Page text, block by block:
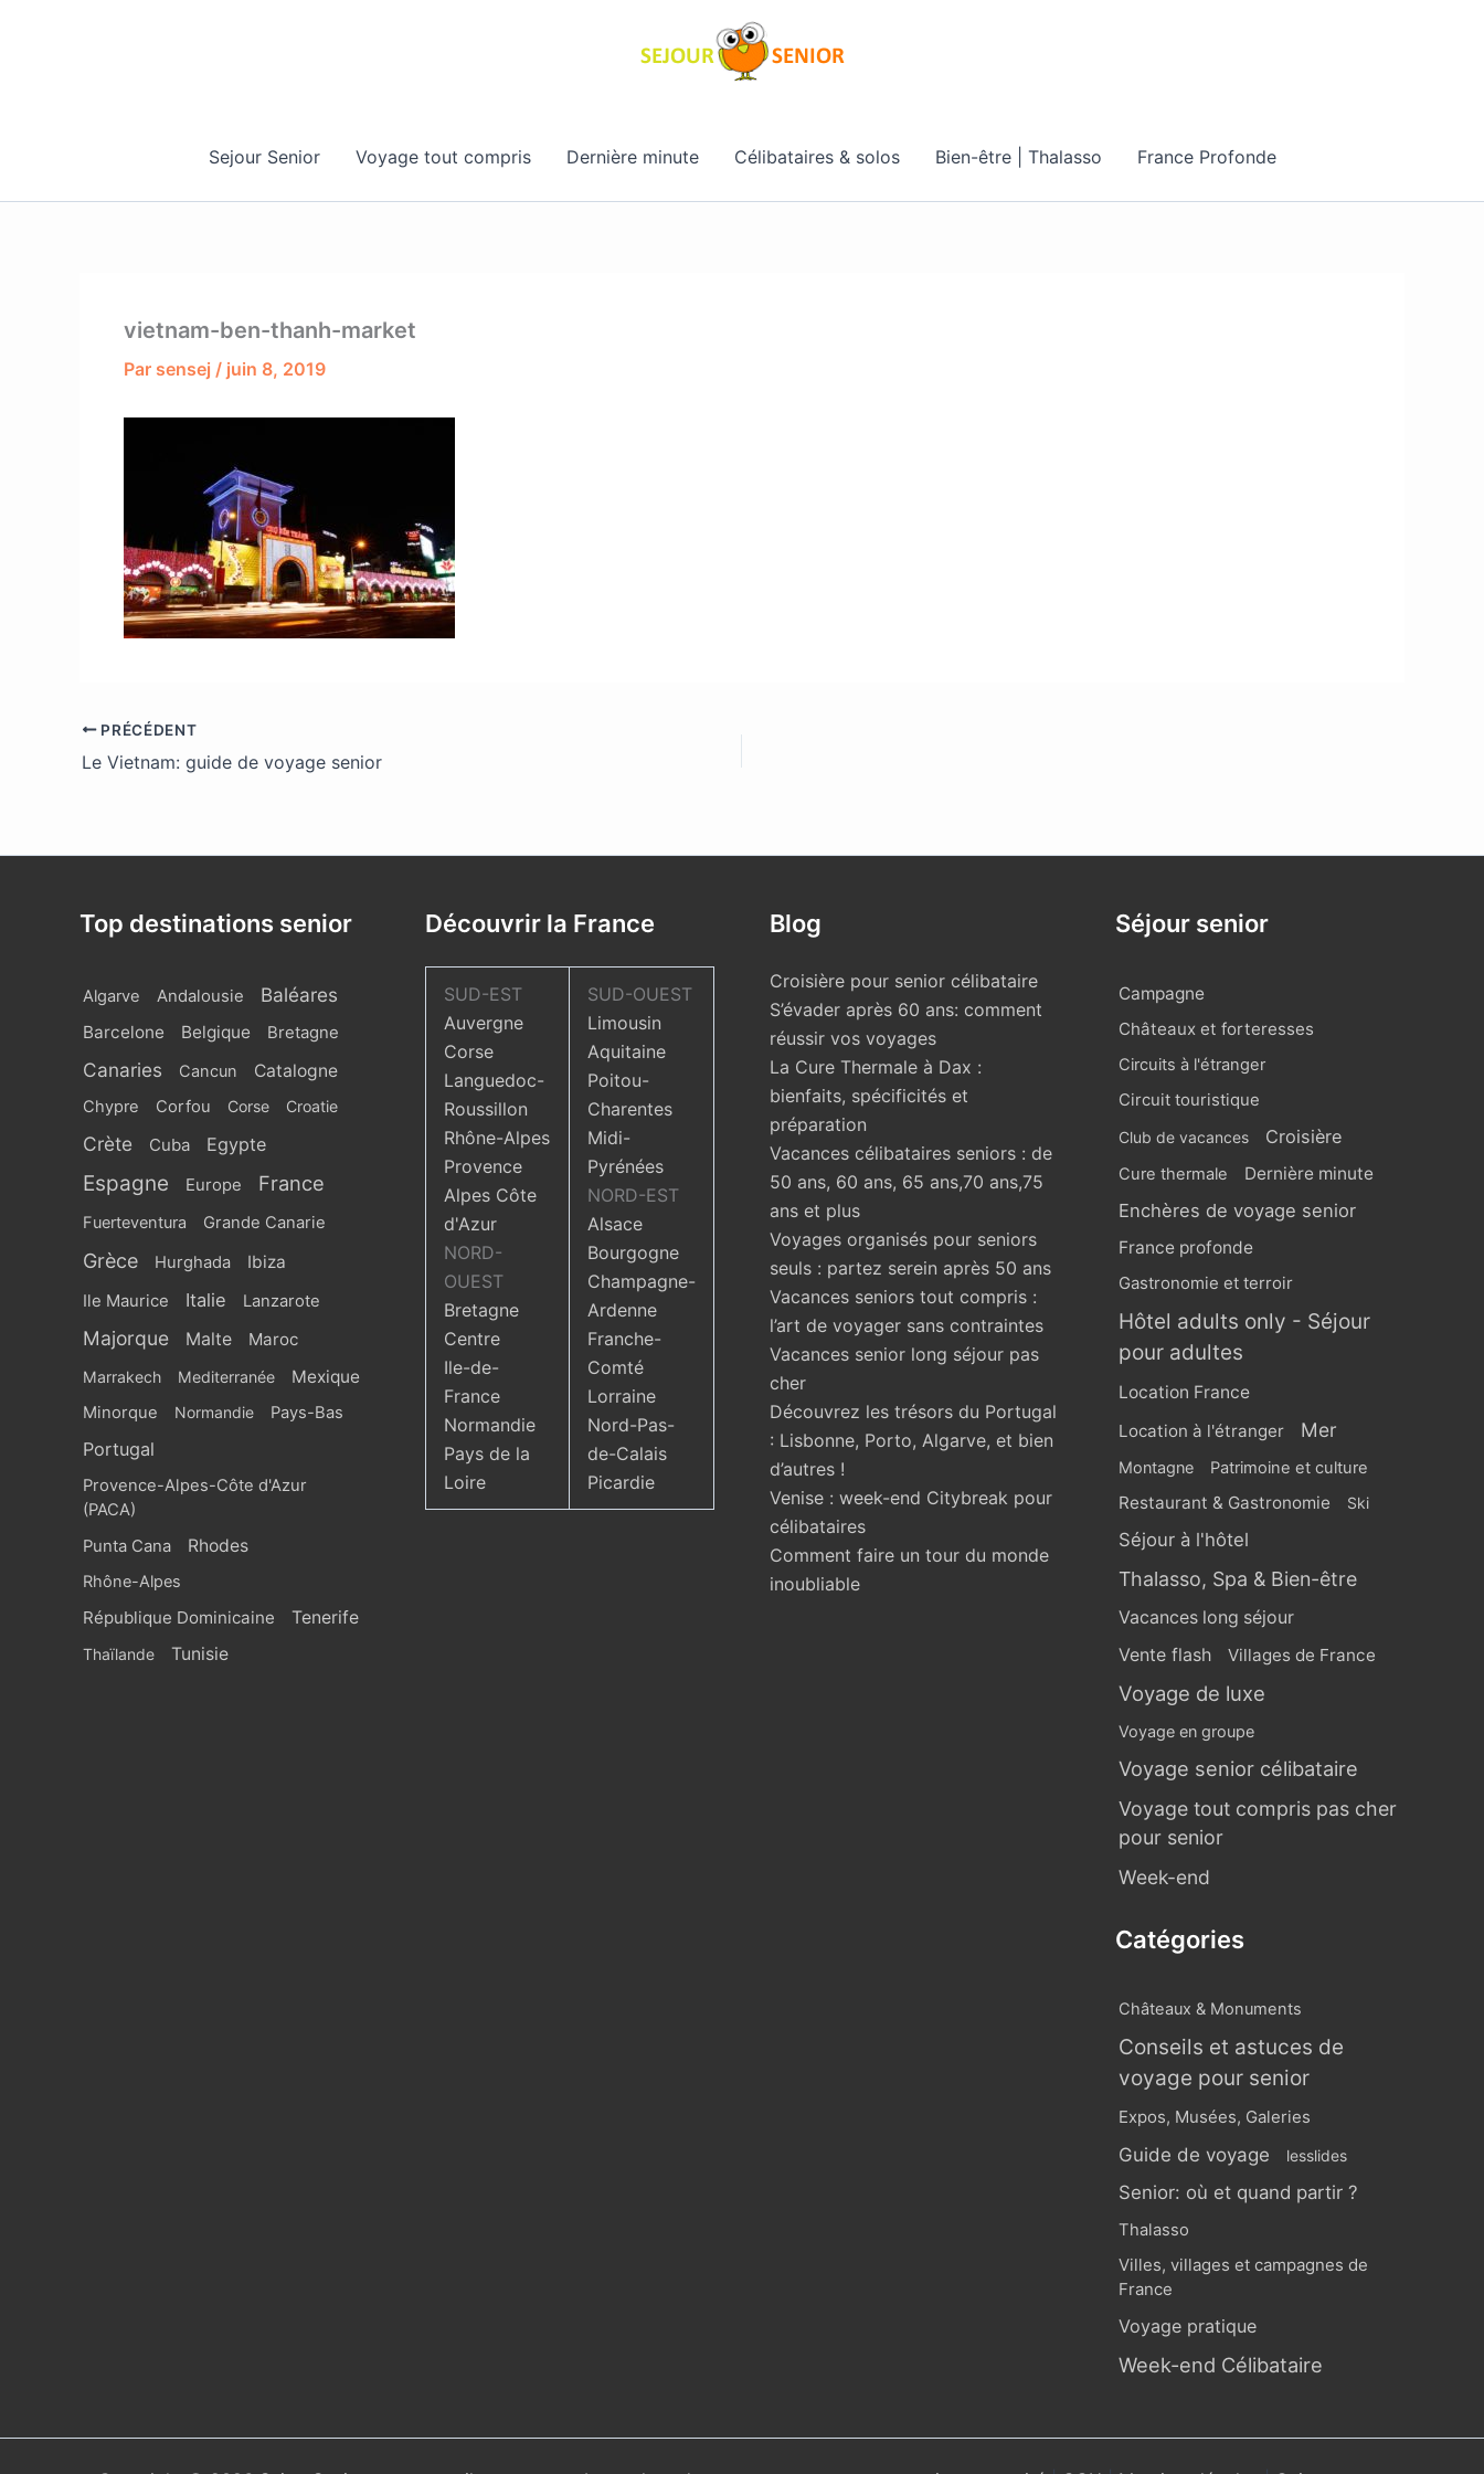
Sejour Senior Voyage tout compris Dernière minute Célibataires & solos Bien-être | Thalasso France Profonde
vietnam-ben-thanh-market
Par sensej / juin 8, 2019
PRÉCÉDENT
Le Vietnam: guide de voyage senior
Top destinations senior
Algarve Andalousie Baléares
Barcelone Belgique Bretagne
Canaries Cancun Catalogne
Chypre Corfou Corse Croatie
Crète Cuba Egypte
Espagne Europe France
Fuerteventura Grande Canarie
Grèce Hurghada Ibiza
Ile Maurice Italie Lanzarote
Majorque Malte Maroc
Marrakech Mediterranée Mexique
Minorque Normandie Pays-Bas
Portugal
Provence-Alpes-Côte d'Azur
(PACA)
Punta Cana
Rhodes
Rhône-Alpes
République Dominicaine Tenerife
Thaïlande Tunisie
Découvrir la France
SUD-EST
Auvergne
Corse
Languedoc-
Roussillon
Rhône-Alpes
Provence
Alpes Côte
d'Azur
NORD-
OUEST
Bretagne
Centre
Ile-de-
France
Normandie
Pays de la
Loire
SUD-OUEST
Limousin
Aquitaine
Poitou-
Charentes
Midi-
Pyrénées
NORD-EST
Alsace
Bourgogne
Champagne-
Ardenne
Franche-
Comté
Lorraine
Nord-Pas-
de-Calais
Picardie
Blog
Croisière pour senior célibataire
S’évader après 60 ans: comment
réussir vos voyages
La Cure Thermale à Dax :
bienfaits, spécificités et
préparation
Vacances célibataires seniors : de
50 ans, 60 ans, 65 ans,70 ans,75
ans et plus
Voyages organisés pour seniors
seuls : partez serein après 50 ans
Vacances seniors tout compris :
l’art de voyager sans contraintes
Vacances senior long séjour pas
cher
Découvrez les trésors du Portugal
: Lisbonne, Porto, Algarve, et bien
d’autres !
Venise : week-end Citybreak pour
célibataires
Comment faire un tour du monde
inoubliable
Séjour senior
Campagne
Châteaux et forteresses
Circuits à l'étranger
Circuit touristique
Club de vacances Croisière
Cure thermale Dernière minute
Enchères de voyage senior
France profonde
Gastronomie et terroir
Hôtel adults only - Séjour
pour adultes
Location France
Location à l'étranger
Mer
Montagne Patrimoine et culture
Restaurant & Gastronomie Ski
Séjour à l'hôtel
Thalasso, Spa & Bien-être
Vacances long séjour
Vente flash Villages de France
Voyage de luxe
Voyage en groupe
Voyage senior célibataire
Voyage tout compris pas cher
pour senior
Week-end
Catégories
Châteaux & Monuments
Conseils et astuces de
voyage pour senior
Expos, Musées, Galeries
Guide de voyage lesslides
Senior: où et quand partir ?
Thalasso
Villes, villages et campagnes de
France
Voyage pratique
Week-end Célibataire